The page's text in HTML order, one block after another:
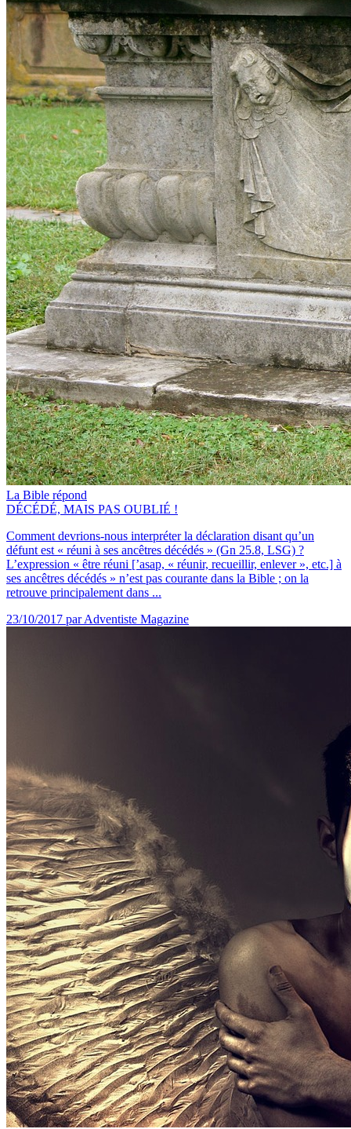
La Bible répond
DÉCÉDÉ, MAIS PAS OUBLIÉ !
Comment devrions-nous interpréter la déclaration disant qu’un
défunt est « réuni à ses ancêtres décédés » (Gn 25.8, LSG) ?
L’expression « être réuni [’asap, « réunir, recueillir, enlever », etc.] à
ses ancêtres décédés » n’est pas courante dans la Bible ; on la
retrouve principalement dans ...
23/10/2017 par Adventiste Magazine